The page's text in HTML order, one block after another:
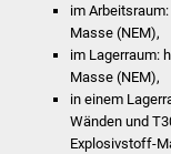
im
Masse (NEM),
im Lagerraum:
Masse (NEM),
in einem
Wänden und
Explosivstoff-